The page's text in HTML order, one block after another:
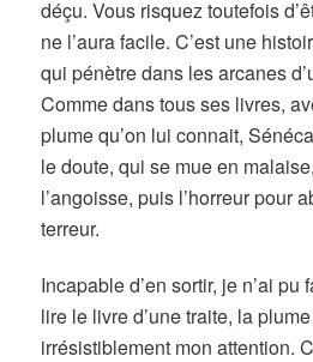
déçu. Vous risquez toutefois
ne l’aura facile. C’est une
qui pénètre dans les arcanes
Comme dans tous ses livres,
plume qu’on lui connait,
le doute, qui se mue en
l’angoisse, puis l’horreur pour
terreur.
Incapable d’en sortir, je n’ai
lire le livre d’une traite, la
irrésistiblement mon attention.